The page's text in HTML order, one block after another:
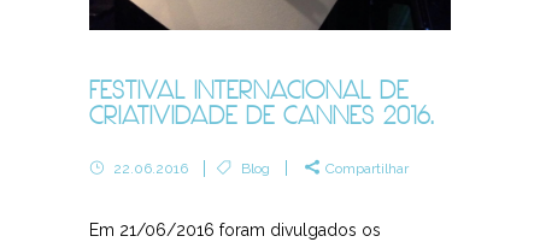
FESTIVAL INTERNACIONAL DE
CRIATIVIDADE DE CANNES 2016.
22.06.2016 Blog Compartilhar
Em 21/06/2016 foram divulgados os